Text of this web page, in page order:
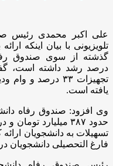
علی اکبر محمدی رئیس
تلویزیونی با بیان اینکه
یافته است.
تسهیلات به دانشجویان
فارغ التحصیلی دانشجویان در مدت ۴۸ ماه،